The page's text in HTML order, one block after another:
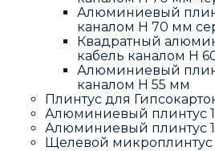
Алюминиевый
каналом H 70 мм
Квадратный
кабель каналом H
Алюминиевый
каналом H 55 мм
Плинтус для
Алюминиевый плинтус
Алюминиевый плинтус
Щелевой микроплинтус